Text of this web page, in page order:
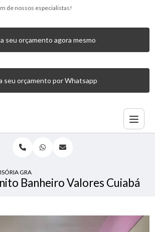
de nossos especialistas!
seu orçamento agora mesmo
seu orçamento por Whatsapp
GRANITO BANHEIRO VALORES CUIABÁ
Banheiro Valores Cuiabá